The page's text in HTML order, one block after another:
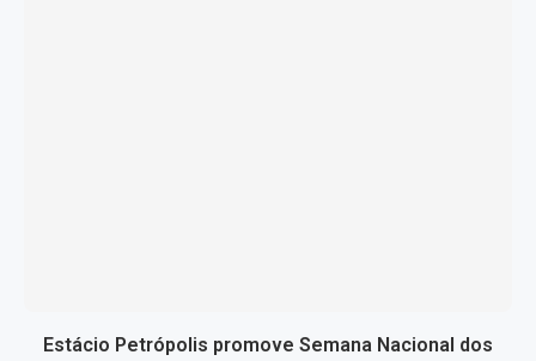
Estácio Petrópolis promove Semana Nacional dos